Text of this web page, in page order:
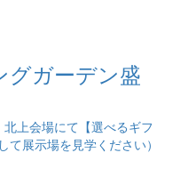
グガーデン盛
上会場にて【選べるギフ
展示場を見学ください）